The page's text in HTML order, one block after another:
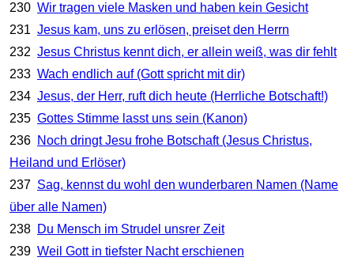
230 Wir tragen viele Masken und haben kein Gesicht
231 Jesus kam, uns zu erlösen, preiset den Herrn
232 Jesus Christus kennt dich, er allein weiß, was dir fehlt
233 Wach endlich auf (Gott spricht mit dir)
234 Jesus, der Herr, ruft dich heute (Herrliche Botschaft!)
235 Gottes Stimme lasst uns sein (Kanon)
236 Noch dringt Jesu frohe Botschaft (Jesus Christus,
Heiland und Erlöser)
237 Sag, kennst du wohl den wunderbaren Namen (Name
über alle Namen)
238 Du Mensch im Strudel unsrer Zeit
239 Weil Gott in tiefster Nacht erschienen